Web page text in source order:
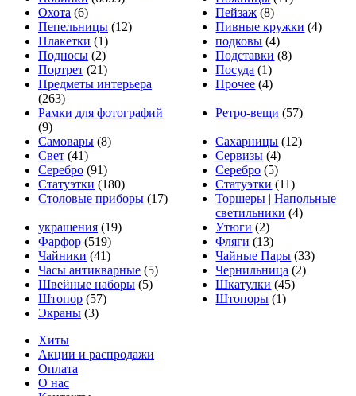
Охота (6) Пейзаж (8)
Пепельницы (12) Пивные кружки (4)
Плакетки (1) подковы (4)
Подносы (2) Подставки (8)
Портрет (21) Посуда (1)
Предметы интерьера
(263)
Прочее (4)
Рамки для фотографий
(9)
Ретро-вещи (57)
Самовары (8) Сахарницы (12)
Свет (41) Сервизы (4)
Серебро (91) Серебро (5)
Статуэтки (180) Статуэтки (11)
Столовые приборы (17)
Торшеры | Напольные
светильники (4)
украшения (19) Утюги (2)
Фарфор (519) Фляги (13)
Чайники (41) Чайные Пары (33)
Часы антикварные (5) Чернильница (2)
Швейные наборы (5) Шкатулки (45)
Штопор (57) Штопоры (1)
Экраны (3)
Хиты
Акции и распродажи
Оплата
О нас